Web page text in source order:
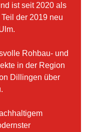
ist seit 2020 als
der 2019 neu
Rohbau- und
in der Region
Dillingen über